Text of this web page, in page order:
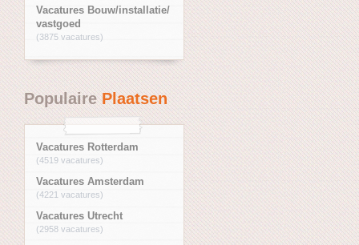
Vacatures Bouw/installatie/
vastgoed
(3875 vacatures)
PopulairePlaatsen
Vacatures Rotterdam
(4519 vacatures)
Vacatures Amsterdam
(4221 vacatures)
Vacatures Utrecht
(2958 vacatures)